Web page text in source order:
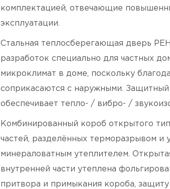
комплектацией, отвечающие
эксплуатации.
Стальная теплосберегающая дверь
разработок специально для частных
микроклимат в доме, поскольку
соприкасаются с наружными.
обеспечивает тепло- / вибро- /
Комбинированный короб открытого
частей, разделённых терморазрывом и
минераловатным утеплителем.
внутренней части утеплена
притвора и примыкания короба, защиту